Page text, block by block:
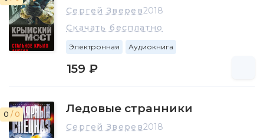
Сергей Зверев2018
Скачать бесплатно
Электронная Аудиокнига
159 ₽
0 / 0 Ледовые странники
Сергей Зверев2018